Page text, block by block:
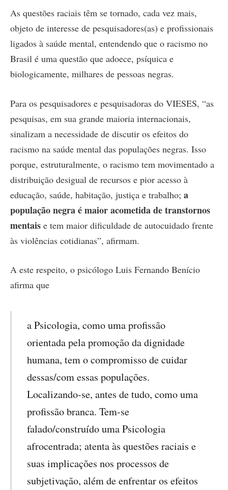
As questões raciais têm se tornado, cada vez mais,
objeto de interesse de pesquisadores(as) e profissionais
ligados à saúde mental, entendendo que o racismo no
Brasil é uma questão que adoece, psíquica e
biologicamente, milhares de pessoas negras.
Para os pesquisadores e pesquisadoras do VIESES, “as
pesquisas, em sua grande maioria internacionais,
sinalizam a necessidade de discutir os efeitos do
racismo na saúde mental das populações negras. Isso
porque, estruturalmente, o racismo tem movimentado a
distribuição desigual de recursos e pior acesso à
educação, saúde, habitação, justiça e trabalho; a
população negra é maior acometida de transtornos
mentais e tem maior dificuldade de autocuidado frente
às violências cotidianas”, afirmam.
A este respeito, o psicólogo Luis Fernando Benício
afirma que
a Psicologia, como uma profissão
orientada pela promoção da dignidade
humana, tem o compromisso de cuidar
dessas/com essas populações.
Localizando-se, antes de tudo, como uma
profissão branca. Tem-se
falado/construído uma Psicologia
afrocentrada; atenta às questões raciais e
suas implicações nos processos de
subjetivação, além de enfrentar os efeitos